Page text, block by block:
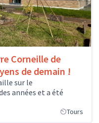
Corneille de
de demain !
sur le
années et a été
Tours